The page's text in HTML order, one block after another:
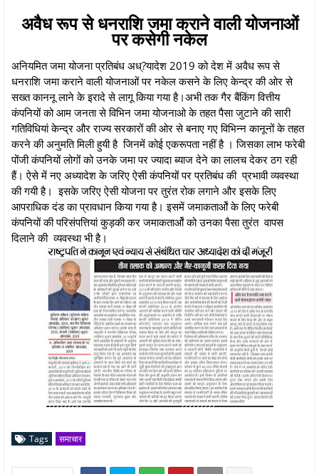
अवैध रूप से धनराशि जमा कराने वाली योजनाओं
पर कसेगी नकेल
अनियमित जमा योजना प्रतिबंध अध्?यादेश 2019 को देश में अवैध रूप से
धनराशि जमा कराने वाली योजनाओं पर नकेल कसने के लिए केन्द्र की ओर से
सख्त काननू लाने के इरादे से लागू किया गया है।अभी तक गैर बैंकिंग वित्तीय
कंपनियों को आम जनता से विभिन जमा योजनाओ के तहत पैसा जुटाने की सारी
गतिविधियां केन्द्र और राज्य सरकारों की ओर से बनाए गए विभिन्न कानूनों के तहत
करने की अनुमति मिली हुयी है जिनमें कोई एकरूपता नहीं है । जिसका लाभ फरेबी
पोंजी कंपनियों लोगों को उनके जमा पर ज्यादा ब्याज देने का लालच देकर ठग रही
हैं। ऐसे में नए अध्यादेश के जरिए ऐसी कंपनियों पर प्रतिबंध की प्रभावी व्यवस्था
की गयी है। इसके जरिए ऐसी योजना पर तुरंत रोक लगाने और इसके लिए
आपराधिक दंड का प्रावधान किया गया है। इसमें जमाकतार्ओं के लिए फरेबी
कंपनियों की परिसंपत्तियां कुड़की कर जमाकतार्ओं को उनका पैसा तुरंत वापस
दिलाने की व्यवस्था भी है।
Tags समाचार